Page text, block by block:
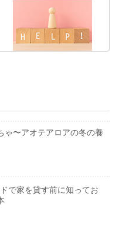
ゃ〜アオテアロアの冬の養
で家を貸す前に知ってお